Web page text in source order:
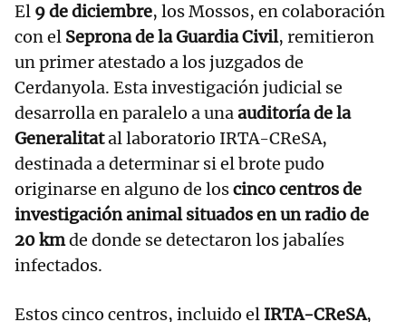
El 9 de diciembre, los Mossos, en colaboración
con el Seprona de la Guardia Civil, remitieron
un primer atestado a los juzgados de
Cerdanyola. Esta investigación judicial se
desarrolla en paralelo a unaauditoría de la
Generalitatal laboratorio IRTA-CReSA,
destinada a determinar si el brote pudo
originarse en alguno de loscinco centros de
investigación animal situados en un radio de
20 kmde donde se detectaron los jabalíes
infectados.
Estos cinco centros, incluido el IRTA-CReSA,